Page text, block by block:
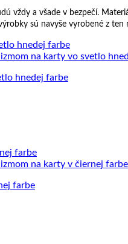
vždy a všade v bezpečí.
sú navyše vyrobené z ten
hnedej farbe
farbe